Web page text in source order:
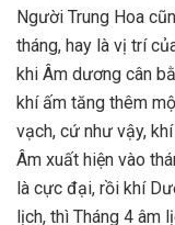
Người Trung Hoa
tháng, hay là vị trí
khi Âm dương cân
khí ấm tăng thêm
vạch, cứ như vậy,
Âm xuất hiện vào
là cực đại, rồi khí
lịch, thì Tháng 4 âm